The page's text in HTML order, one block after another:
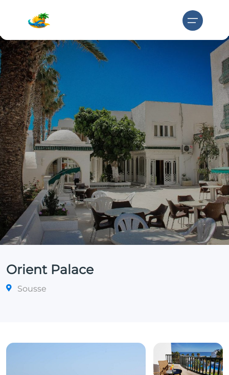
Orient Palace
Sousse